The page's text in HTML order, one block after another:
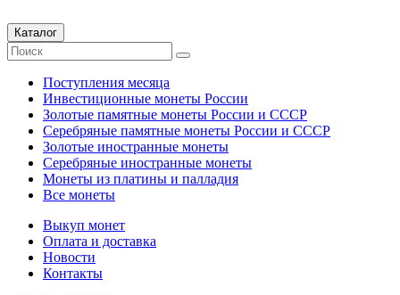
Каталог
Поступления месяца
Инвестиционные монеты России
Золотые памятные монеты России и СССР
Серебряные памятные монеты России и СССР
Золотые иностранные монеты
Серебряные иностранные монеты
Монеты из платины и палладия
Все монеты
Выкуп монет
Оплата и доставка
Новости
Контакты